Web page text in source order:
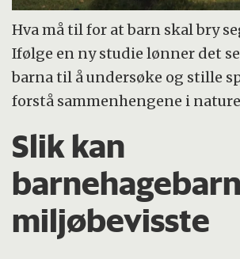
Hva må til for at barn skal bry
Ifølge en ny studie lønner det
barna til å undersøke og stille
forstå sammenhengene i
Slik kan
miljøbevisste